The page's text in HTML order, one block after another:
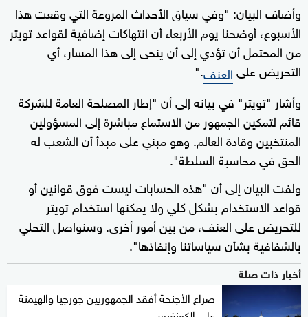
وأضاف البيان: "وفي سياق الأحداث المروعة التي وقعت هذا
الأسبوع، أوضحنا يوم الأربعاء أن انتهاكات إضافية لقواعد تويتر
من المحتمل أن تؤدي إلى أن ينحى إلى هذا المسار، أي
التحريض علىالعنف."
وأشار "تويتر" في بيانه إلى أن "إطار المصلحة العامة للشركة
قائم لتمكين الجمهور من الاستماع مباشرة إلى المسؤولين
المنتخبين وقادة العالم. وهو مبني على مبدأ أن الشعب له
الحق في محاسبة السلطة".
ولفت البيان إلى أن "هذه الحسابات ليست فوق قوانين أو
قواعد الاستخدام بشكل كلي ولا يمكنها استخدام تويتر
للتحريض على العنف، من بين أمور أخرى. وسنواصل التحلي
بالشفافية بشأن سياساتنا وإنفاذها".
أخبار ذات صلة
صراع الأجنحة أفقد الجمهوريين جورجيا والهيمنة